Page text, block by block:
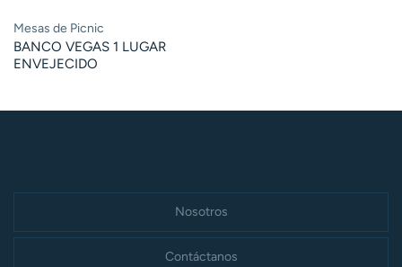
Mesas de Picnic
BANCO VEGAS 1 LUGAR
ENVEJECIDO
Nosotros
Contáctanos